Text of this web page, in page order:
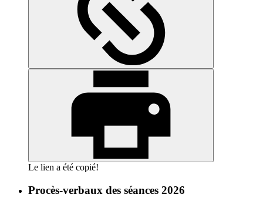
Le lien a été copié!
Procès-verbaux des séances 2026